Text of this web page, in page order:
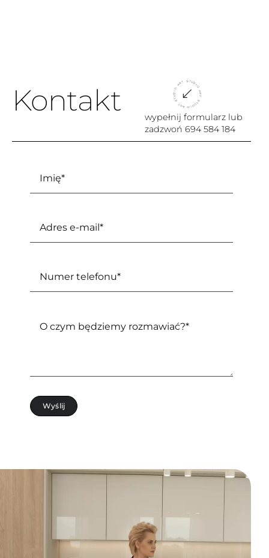
Kontakt
wypełnij formularz lub
zadzwoń 694 584 184
Wyślij